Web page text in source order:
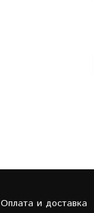
Оплата и доставка